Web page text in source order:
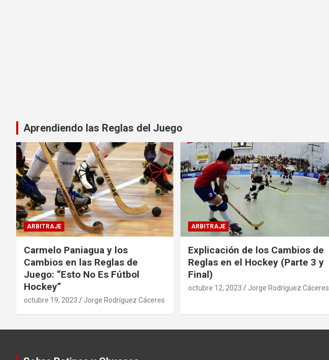
Aprendiendo las Reglas del Juego
ARBITRAJE
Carmelo Paniagua y los
Cambios en las Reglas de
Juego: “Esto No Es Fútbol
Hockey”
octubre 19, 2023 Jorge Rodríguez Cáceres
ARBITRAJE
Explicación de los Cambios de
Reglas en el Hockey (Parte 3 y
Final)
octubre 12, 2023 Jorge Rodríguez Cáceres